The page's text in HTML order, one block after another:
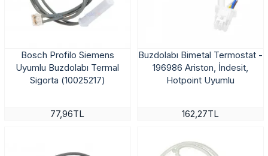
Bosch Profilo Siemens
Uyumlu Buzdolabı Termal
Sigorta (10025217)
77,96TL
Buzdolabı Bimetal Termostat -
196986 Ariston, İndesit,
Hotpoint Uyumlu
162,27TL